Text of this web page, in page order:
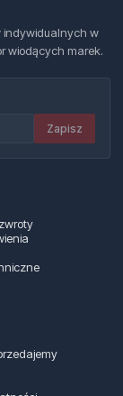
indywidualnych w
wiodących marek.
Zapisz